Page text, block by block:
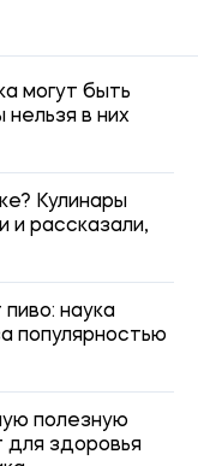
здоровья
оплачивать
и
на 15–
складов
на 20%:
получать с 1
на